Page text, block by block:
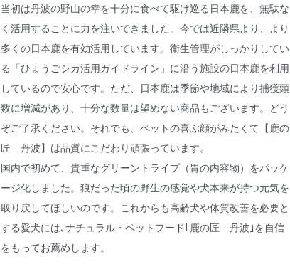
当初は丹波の野山の幸を十分に食べて駆け巡る日本鹿を、無駄な
く活用することに力を注いできました。今では近隣県より、より
多くの日本鹿を有効活用しています。衛生管理がしっかりしてい
る「ひょうごシカ活用ガイドライン」に沿う施設の日本鹿を利用
しているので安心です。ただ、日本鹿は季節や地域により捕獲頭
数に増減があり、十分な数量は望めない商品もございます。どう
ぞご了承ください。それでも、ペットの喜ぶ顔がみたくて【鹿の
匠 丹波】は品質にこだわり頑張っています。
国内で初めて、貴重なグリーントライプ（胃の内容物）をパッケ
ージ化しました。狼だった頃の野生の感覚や犬本来が持つ元気を
取り戻してほしいのです。これからも高齢犬や体質改善を必要と
する愛犬には､ナチュラル・ペットフード｢鹿の匠 丹波｣を自信
をもってお薦めします。